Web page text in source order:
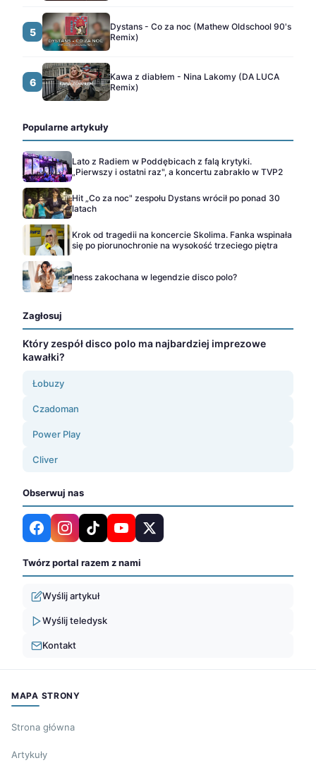
5
Dystans - Co za noc (Mathew Oldschool 90's
Remix)
6
Kawa z diabłem - Nina Lakomy (DA LUCA
Remix)
Popularne artykuły
Lato z Radiem w Poddębicach z falą krytyki.
„Pierwszy i ostatni raz", a koncertu zabrakło w TVP2
Hit „Co za noc" zespołu Dystans wrócił po ponad 30
latach
Krok od tragedii na koncercie Skolima. Fanka wspinała
się po piorunochronie na wysokość trzeciego piętra
Iness zakochana w legendzie disco polo?
Zagłosuj
Który zespół disco polo ma najbardziej imprezowe
kawałki?
Łobuzy
Czadoman
Power Play
Cliver
Obserwuj nas
Twórz portal razem z nami
Wyślij artykuł
Wyślij teledysk
Kontakt
MAPA STRONY
Strona główna
Artykuły